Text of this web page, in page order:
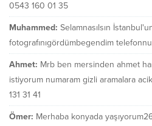
0543 160 01 35
Muhammed: Selamnasılsın
fotografınıgördümbegendim
Ahmet: Mrb ben mersinden ahmet
istiyorum numaram gizli aramalara
131 31 41
Ömer: Merhaba konyada